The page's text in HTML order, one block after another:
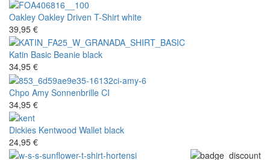
Oakley Oakley Driven T-Shirt white
39,95 €
Katin Basic Beanie black
34,95 €
Chpo Amy Sonnenbrille CI
34,95 €
Dickies Kentwood Wallet black
24,95 €